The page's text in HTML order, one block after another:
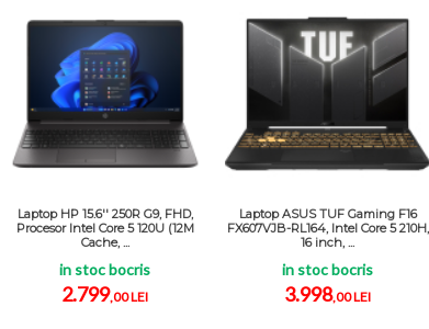
Laptop HP 15.6'' 250R G9, FHD,
Procesor Intel Core 5 120U (12M
Cache, ...
in stoc bocris
2.799,00 LEI
Laptop ASUS TUF Gaming F16
FX607VJB-RL164, Intel Core 5 210H,
16 inch, ...
in stoc bocris
3.998,00 LEI